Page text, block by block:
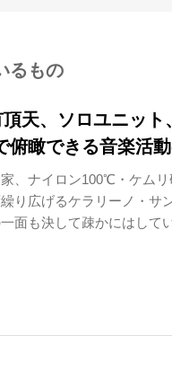
るもの
頂天、ソロユニッ
俯瞰できる音楽活
、ナイロン100℃・ケム
り広げるケラリーノ・サ
面も決して疎かにはして